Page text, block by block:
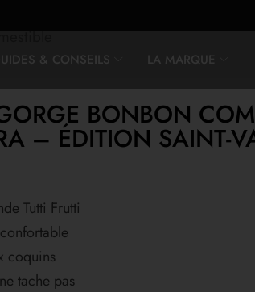
& CONSEILS LA MARQUE
BONBON
– ÉDITION SAINT-
Tutti Frutti
coquins
tache pas